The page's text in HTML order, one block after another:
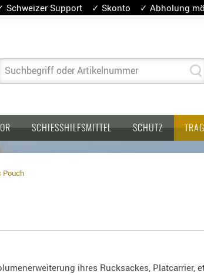
Schweizer Support ✓ Skonto ✓ Abholung
Suchbegriff oder Artikelnummer
SCHIESSHILFSMITTEL SCHUTZ
Pouch
ihres Rucksackes, Platcarrier,